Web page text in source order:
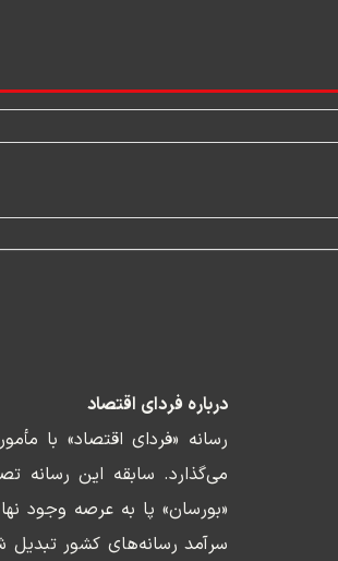
درباره فردای اقتصاد
رسانه «فردای اقتصاد» با
«بورسان» پا به عرصه وجود
سرآمد رسانه‌های کشور